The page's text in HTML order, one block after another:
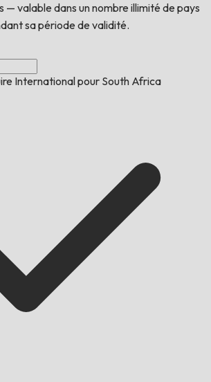
— valable dans un nombre illimité de pays
sa période de validité.
International pour South Africa